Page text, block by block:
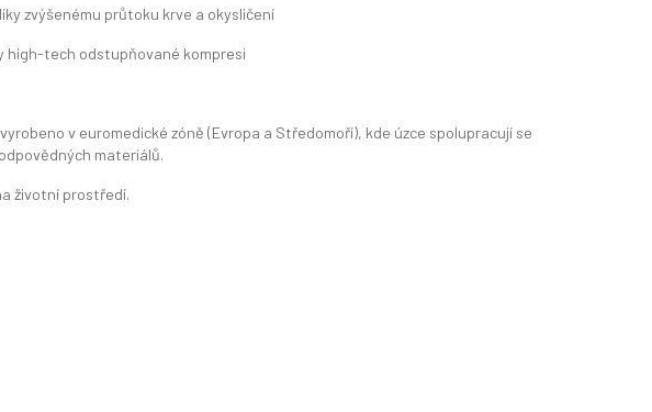
zvýšenému průtoku krve a okysličení
high-tech odstupňované kompresi
v euromedické zóně (Evropa a Středomoří), kde úzce spolupracují se
materiálů.
životní prostředí.